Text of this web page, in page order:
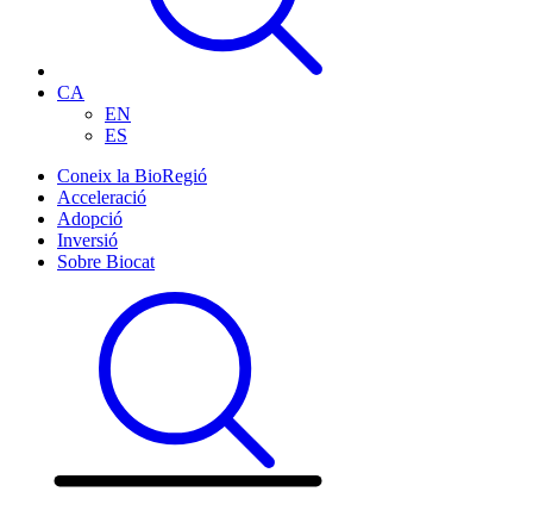
CA
EN
ES
Coneix la BioRegió
Acceleració
Adopció
Inversió
Sobre Biocat